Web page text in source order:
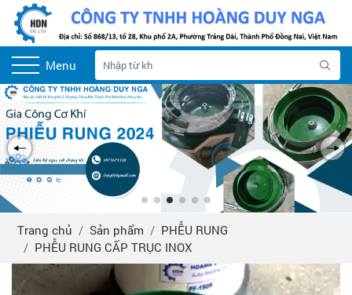
Menu
Trang chủ Sản phẩm
PHỄU RUNG
PHỄU RUNG CẤP TRỤC INOX